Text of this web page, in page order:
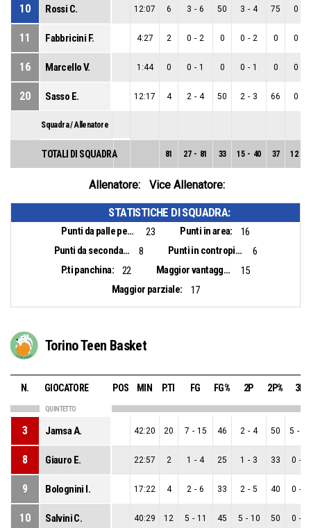
10 Rossi C. 12:07 6 3 - 6 50 3 - 4 75 0
11 Fabbricini F. 4:27 2 0 - 2 0 0 - 2 0 0
16 Marcello V. 1:44 0 0 - 1 0 0 - 1 0 0
20 Sasso E. 12:17 4 2 - 4 50 2 - 3 66 0
Squadra / Allenatore
TOTALI DI SQUADRA 81 27 - 81 33 15 - 40 37 12
Allenatore: Vice Allenatore:
STATISTICHE DI SQUADRA:
Punti da palle perse: 23 Punti in area:
16
Punti da seconda opportunità:
8 Punti in contropiede:
6
P.ti panchina:
22 Maggior vantaggio:
15
Maggior parziale:
17
Torino Teen Basket
N. GIOCATORE POS MIN P.TI FG FG% 2P 2P% 3P
QUINTETTO
3 Jamsa A. 42:20 20 7 - 15 46 2 - 4 50 5 -
8 Giauro E. 22:57 2 1 - 4 25 1 - 3 33 0 -
9 Bolognini I. 17:22 4 2 - 6 33 2 - 5 40 0 -
10 Salvini C. 40:29 12 5 - 11 45 5 - 10 50 0 -